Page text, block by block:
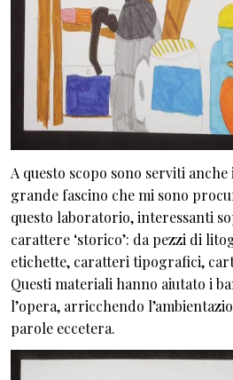
A questo scopo sono serviti
grande fascino che mi sono
questo laboratorio, interessanti
carattere ‘storico’: da pezzi di
etichette, caratteri tipografici,
Questi materiali hanno aiutato i
l’opera, arricchendo
parole eccetera.